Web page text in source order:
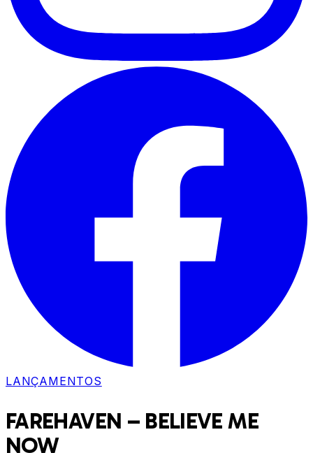
LANÇAMENTOS
FAREHAVEN – BELIEVE ME
NOW